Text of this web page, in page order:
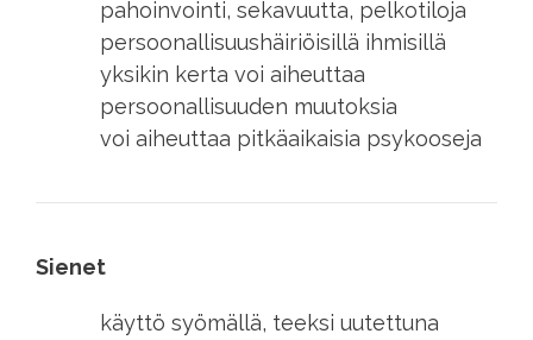
pahoinvointi, sekavuutta, pelkotiloja
persoonallisuushäiriöisillä ihmisillä
yksikin kerta voi aiheuttaa
persoonallisuuden muutoksia
voi aiheuttaa pitkäaikaisia psykooseja
Sienet
käyttö syömällä, teeksi uutettuna